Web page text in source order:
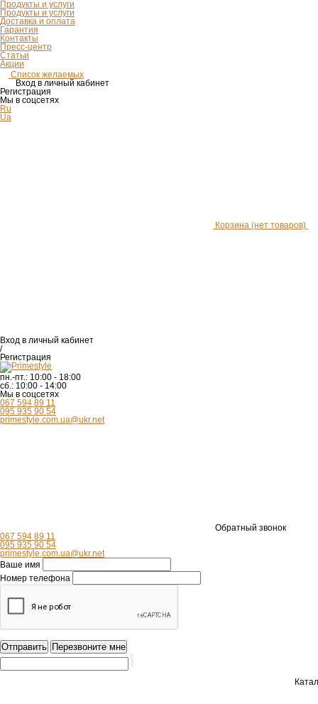
Продукты и услуги
Продукты и услуги
Доставка и оплата
Гарантия
Контакты
Пресс-центр
Статьи
Акции
Список желаемых
Вход в личный кабинет
Регистрация
Мы в соцсетях
Ru
Ua
Корзина (нет товаров)
Вход в личный кабинет
/
Регистрация
пн.-пт.: 10:00 - 18:00
сб.: 10:00 - 14:00
Мы в соцсетях
067 594 89 11
095 935 90 54
primestyle.com.ua@ukr.net
Обратный звонок
067 594 89 11
095 935 90 54
primestyle.com.ua@ukr.net
Ваше имя
Номер телефона